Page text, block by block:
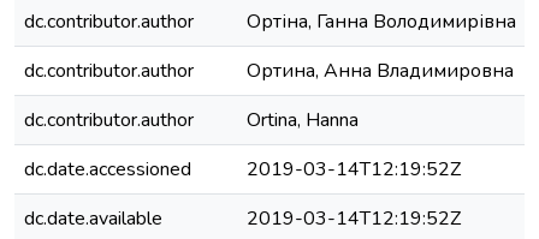
dc.contributor.author
Ортіна, Ганна Володимирівна
dc.contributor.author
Ортина, Анна Владимировна
dc.contributor.author
Ortina, Hanna
dc.date.accessioned
2019-03-14T12:19:52Z
dc.date.available
2019-03-14T12:19:52Z